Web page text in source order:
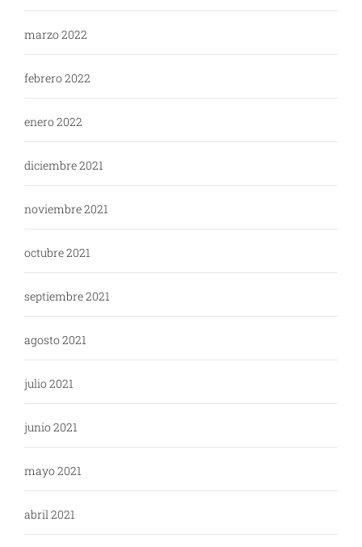
marzo 2022
febrero 2022
enero 2022
diciembre 2021
noviembre 2021
octubre 2021
septiembre 2021
agosto 2021
julio 2021
junio 2021
mayo 2021
abril 2021